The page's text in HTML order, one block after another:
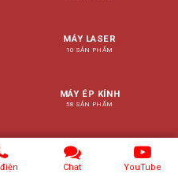
MÁY LASER
10 SẢN PHẨM
MÁY ÉP KÍNH
58 SẢN PHẨM
DỤNG CỤ ÉP KÍNH
88 SẢN PHẨM
Chat YouTube